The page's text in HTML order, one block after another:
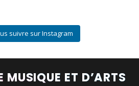
suivre sur Instagram
MUSIQUE ET D’ARTS